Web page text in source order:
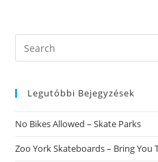
Durante
Fare
Il
Modificare
La
Search
this
Legutóbbi Bejegyzések
No Bikes Allowed – Skate Parks
Zoo York Skateboards – Bring You